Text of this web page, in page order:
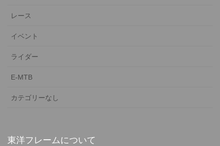
レース
イベント
ライダー
E-MTB
カテゴリーなし
東洋フレームについて